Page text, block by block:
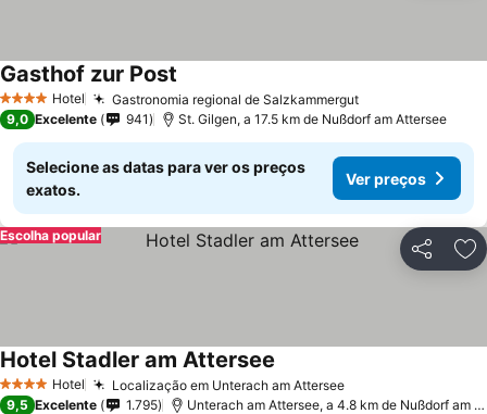
4 EstrelasHotel Gastronomia regional de Salzkammergut
Gasthof zur Post
9,0 Excelente 941 St. Gilgen, a 17.5 km de Nußdorf am Attersee
Selecione as datas para ver os preços
exatos.
Ver preços
Partilhar
Escolha popular
4 EstrelasHotel Localização em Unterach am Attersee
Hotel Stadler am Attersee
9,5 Excelente 1.795 Unterach am Attersee, a 4.8 km de Nußdorf am Attersee